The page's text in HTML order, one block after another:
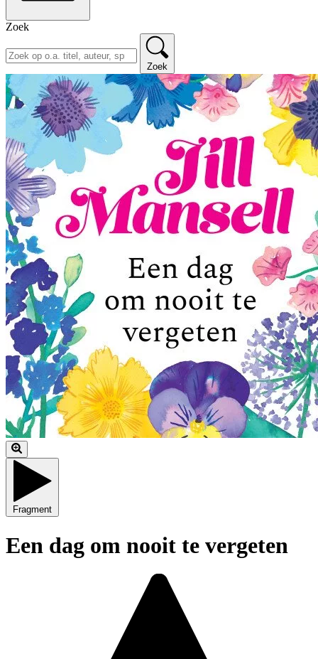
Zoek
Zoek
Fragment
Een dag om nooit te vergeten